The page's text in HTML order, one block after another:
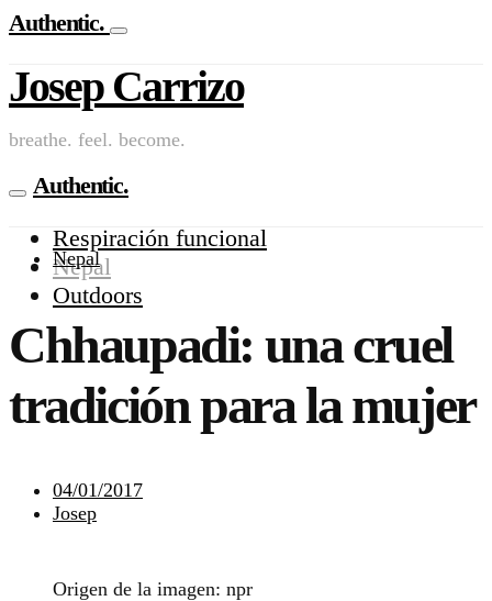
Authentic.
Josep Carrizo
breathe. feel. become.
Authentic.
Respiración funcional
Nepal
Outdoors
Nepal
Chhaupadi: una cruel
tradición para la mujer
04/01/2017
Josep
Origen de la imagen: npr